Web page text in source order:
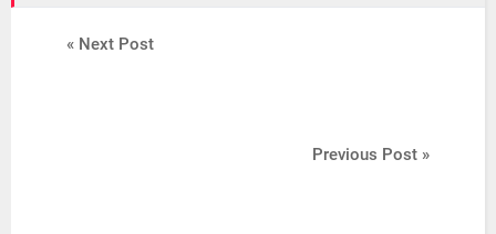
« Next Post
Previous Post »